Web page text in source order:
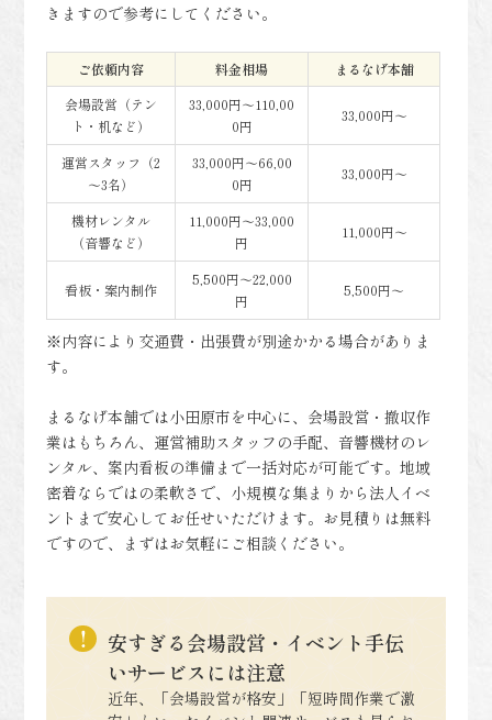
きますので参考にしてください。
ご依頼内容 料金相場
まるなげ本舗
会場設営（テン
ト・机など）
33,000円～110,00
0円
33,000円～
運営スタッフ（2
～3名）
33,000円～66,00
0円
33,000円～
機材レンタル
（音響など）
11,000円～33,000
円
11,000円～
看板・案内制作
5,500円～22,000
円
5,500円～
※内容により交通費・出張費が別途かかる場合がありま
す。
まるなげ本舗では小田原市を中心に、会場設営・撤収作
業はもちろん、運営補助スタッフの手配、音響機材のレ
ンタル、案内看板の準備まで一括対応が可能です。地域
密着ならではの柔軟さで、小規模な集まりから法人イベ
ントまで安心してお任せいただけます。お見積りは無料
ですので、まずはお気軽にご相談ください。
安すぎる会場設営・イベント手伝
いサービスには注意
近年、「会場設営が格安」「短時間作業で激